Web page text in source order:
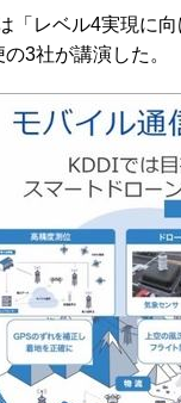
「レベル4実現に
3社が講演した。